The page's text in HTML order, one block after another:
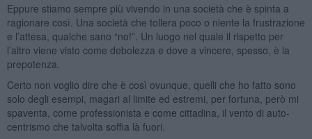
Eppure stiamo sempre più vivendo in una società che è spinta a
ragionare così. Una società che tollera poco o niente la frustrazione
e l’attesa, qualche sano “no!”. Un luogo nel quale il rispetto per
l’altro viene visto come debolezza e dove a vincere, spesso, è la
prepotenza.
Certo non voglio dire che è così ovunque, quelli che ho fatto sono
solo degli esempi, magari al limite ed estremi, per fortuna, però mi
spaventa, come professionista e come cittadina, il vento di auto-
centrismo che talvolta soffia là fuori.